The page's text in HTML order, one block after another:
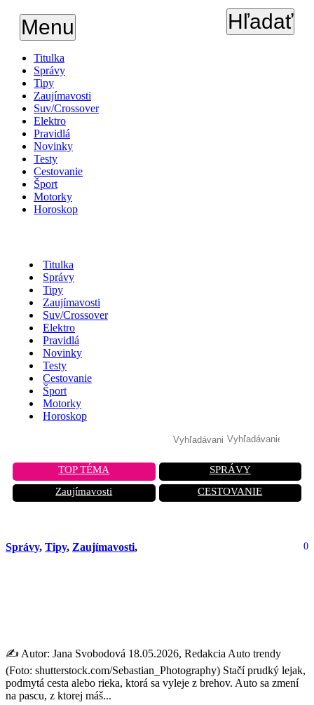
Menu Hľadať
Titulka
Správy
Tipy
Zaujímavosti
Suv/Crossover
Elektro
Pravidlá
Novinky
Testy
Cestovanie
Šport
Motorky
Horoskop
Titulka
Správy
Tipy
Zaujímavosti
Suv/Crossover
Elektro
Pravidlá
Novinky
Testy
Cestovanie
Šport
Motorky
Horoskop
TOP TÉMA
SPRÁVY
Zaujímavosti
CESTOVANIE
Správy, Tipy, Zaujímavosti, 0
✍️ Autor: Jana Svobodová 18.05.2026, Redakcia Auto trendy
(Foto: shutterstock.com/Sebastian_Photography) Stačí prudký lejak,
podmytá cesta alebo rieka, ktorá sa vyleje z brehov. Auto sa zmení
na pascu, z ktorej máš...